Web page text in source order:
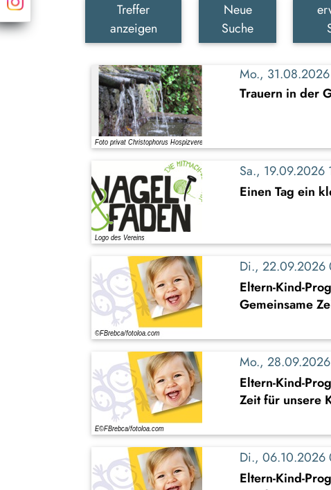
Treffer
anzeigen
Neue
Suche
Mo.,
Trauern in der
Sa., 19.09.2026
Einen Tag ein
Di., 22.09.2026
Eltern-Kind-
Gemeinsame
Mo.,
Eltern-Kind-
Zeit für unsere
Di., 06.10.2026
Eltern-Kind-